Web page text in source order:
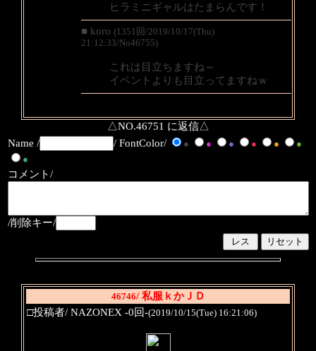
ヒラミニギャルはたまらんです！
■ koro (1351回/2019/10/17(Thu)
21:12:33/No46755)
これは目立ちますね～
イベントよりも目立ってますねｗ
△NO.46751 に返信△
Name /
/ FontColor/ ● ● ● ● ●
●
●
コメント/
/削除キー/
46746/ 私服ｋかＪＤ
□投稿者/ NAZONEX -0回-(2019/10/15(Tue) 16:21:06)